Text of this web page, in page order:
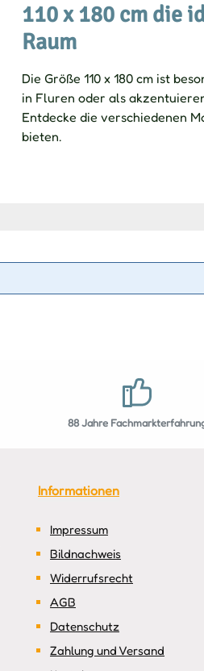
110 x 180 cm die
Raum
Die Größe 110 x 180 cm ist
in Fluren oder als
Entdecke die verschiedenen
bieten.
88 Jahre
Informationen
Impressum
Bildnachweis
Widerrufsrecht
AGB
Datenschutz
Zahlung und Versand